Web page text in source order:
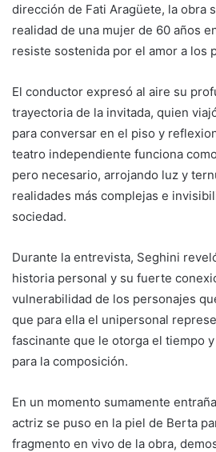
dirección de Fati Aragüete, la obra
realidad de una mujer de 60 años
resiste sostenida por el amor a los
El conductor expresó al aire su
trayectoria de la invitada, quien
para conversar en el piso y
teatro independiente funciona
pero necesario, arrojando luz y
realidades más complejas e
sociedad.
Durante la entrevista, Seghini
historia personal y su fuerte
vulnerabilidad de los personajes
que para ella el unipersonal
fascinante que le otorga el tiempo
para la composición.
En un momento sumamente
actriz se puso en la piel de Berta
fragmento en vivo de la obra,